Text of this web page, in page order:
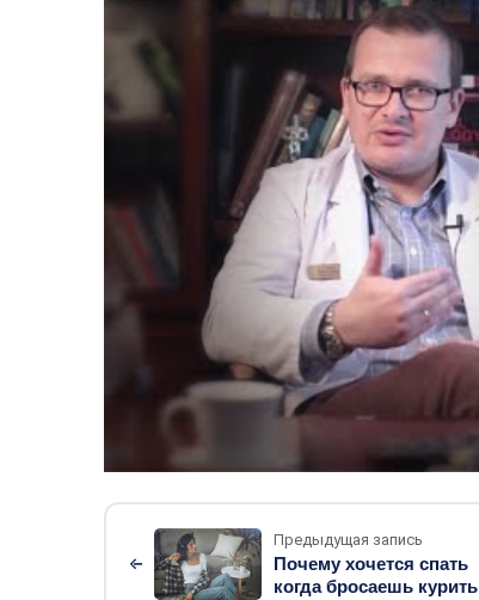
Предыдущая запись
Почему хочется спать
когда бросаешь курить